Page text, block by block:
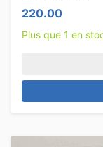
220.00
Plus que 1 en